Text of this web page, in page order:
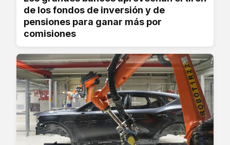
de los fondos de inversión y de
pensiones para ganar más por
comisiones